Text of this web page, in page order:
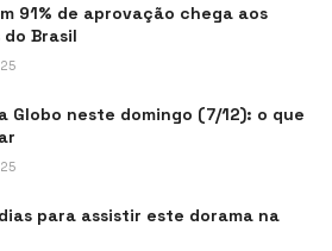
91% de aprovação chega aos
Brasil
Globo neste domingo (7/12): o que
para assistir este dorama na